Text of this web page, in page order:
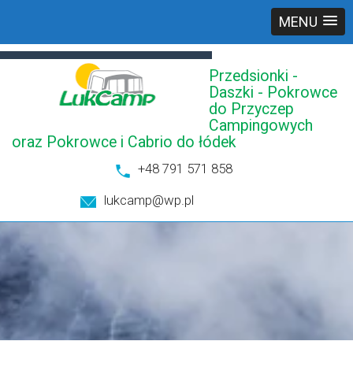
MENU
Przedsionki -
Daszki - Pokrowce
do Przyczep
Campingowych
oraz Pokrowce i Cabrio do łódek
+48 791 571 858
lukcamp@wp.pl